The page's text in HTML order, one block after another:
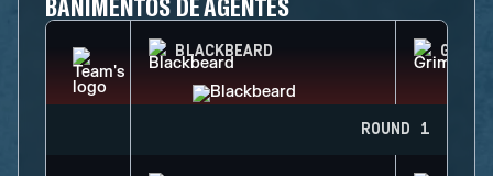
BLACKBEARD GRIM
ROUND 1